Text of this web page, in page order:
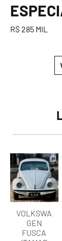
R$ 285 MIL
lart.br
Ago 8
VOLKSWA
GEN
FUSCA